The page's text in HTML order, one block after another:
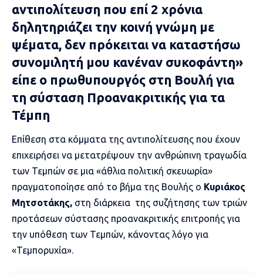
αντιπολίτευση που επί 2 χρόνια
δηλητηριάζει την κοινή γνώμη με
ψέματα, δεν πρόκειται να καταστήσω
συνομιλητή μου κανέναν συκοφάντη»
είπε ο πρωθυπουργός στη Βουλή για
τη σύσταση Προανακριτικής για τα
Τέμπη
Επίθεση στα κόμματα της αντιπολίτευσης που έχουν
επιχειρήσει να μετατρέψουν την ανθρώπινη τραγωδία
των Τεμπών σε μια «άθλια πολιτική σκευωρία»
πραγματοποίησε από το βήμα της Βουλής ο Κυριάκος
Μητσοτάκης, στη διάρκεια της συζήτησης των τριών
προτάσεων σύστασης προανακριτικής επιτροπής για
την υπόθεση των Τεμπών, κάνοντας λόγο για
«Τεμπορυχία».